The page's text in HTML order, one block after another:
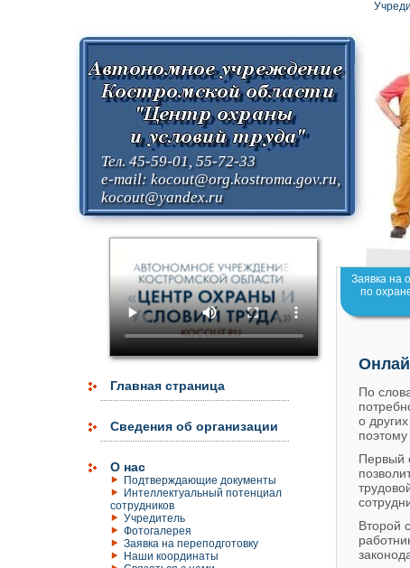
Тел. 45-59-01, 55-72-33
e-mail:kocout@org.kostroma.gov.ru,
kocout@yandex.ru
Главная страница
Сведения об организации
О нас
Подтверждающие документы
Интеллектуальный потенциал
сотрудников
Учредитель
Фотогалерея
Заявка на переподготовку
Наши координаты
Заявка на
по
По
о
Первый
Второй